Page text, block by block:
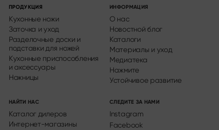
ПРОДУКЦИЯ
Кухонные ножи
Заточка и уход
Разделочные доски и
подставки для ножей
Кухонные приспособления
и аксессуары
Ножницы
ИНФОРМАЦИЯ
О нас
Новостной блог
Каталоги
Материалы и уход
Медиатека
Нажмите
Устойчивое развитие
НАЙТИ НАС
Каталог дилеров
Интернет-магазины
СЛЕДИТЕ ЗА НАМИ
Instagram
Facebook